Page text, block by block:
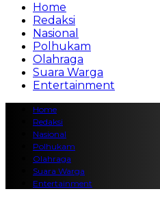
Home
Redaksi
Nasional
Polhukam
Olahraga
Suara Warga
Entertainment
Home
Redaksi
Nasional
Polhukam
Olahraga
Suara Warga
Entertainment